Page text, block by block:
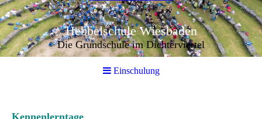
Hebbelschule Wiesbaden
Die Grundschule im Dichterviertel
Einschulung
Kennenlerntage